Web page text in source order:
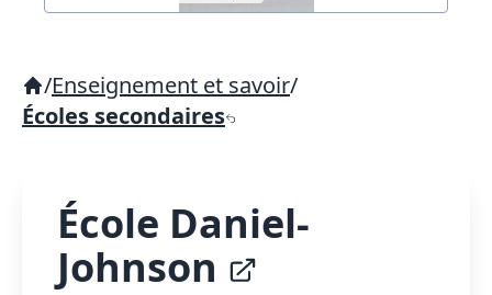
/Enseignement et savoir/
Écoles secondaires
École Daniel-
Johnson